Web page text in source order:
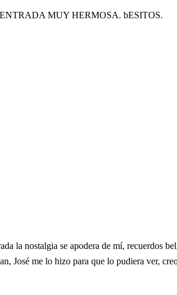
ENTRADA MUY HERMOSA. bESITOS.
la nostalgia se apodera de mí, recuerdos
José me lo hizo para que lo pudiera ver,